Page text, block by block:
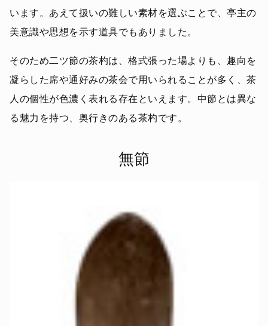
います。あえて扱いの難しい素材を選ぶことで、亭主の
美意識や思想を示す道具でもありました。
そのため二ツ節の茶杓は、格式張った場よりも、趣向を
凝らした席や通好みの茶会で用いられることが多く、茶
人の個性が色濃く表れる存在といえます。中節とは異な
る魅力を持つ、奥行きのある茶杓です。
無節